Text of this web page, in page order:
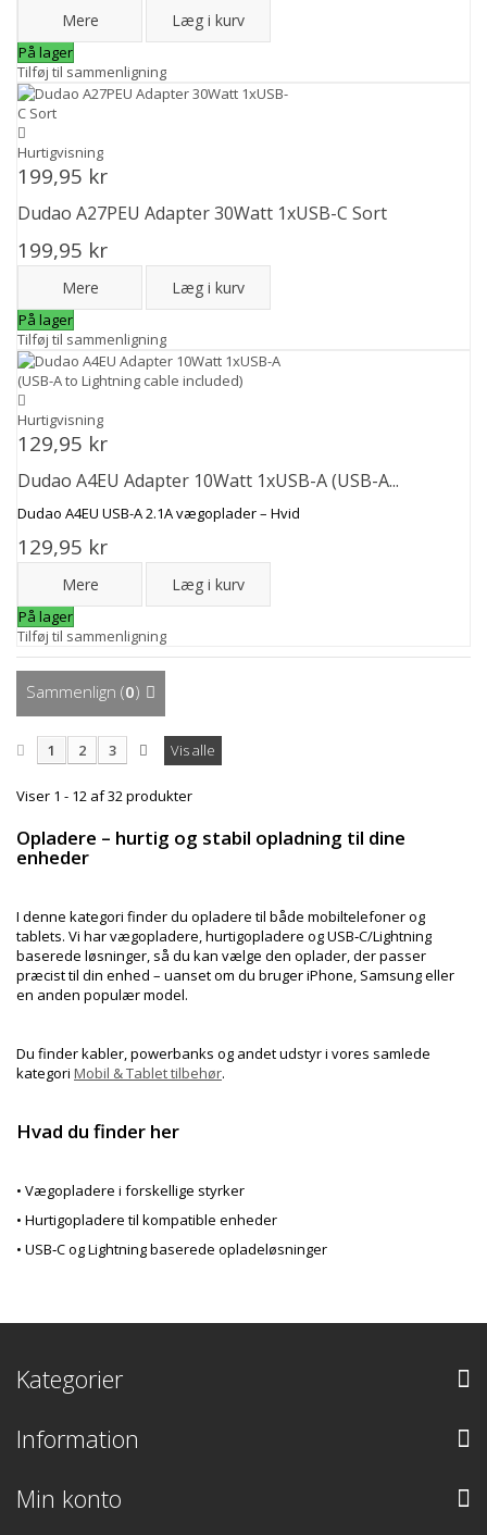
Mere Læg i kurv
På lager
Tilføj til sammenligning
Hurtigvisning
199,95 kr
Dudao A27PEU Adapter 30Watt 1xUSB-C Sort
199,95 kr
Mere Læg i kurv
På lager
Tilføj til sammenligning
Hurtigvisning
129,95 kr
Dudao A4EU Adapter 10Watt 1xUSB-A (USB-A...
Dudao A4EU USB-A 2.1A vægoplader – Hvid
129,95 kr
Mere Læg i kurv
På lager
Tilføj til sammenligning
Sammenlign (0)
Vis alle
1 2 3
Viser 1 - 12 af 32 produkter
Opladere – hurtig og stabil opladning til dine
enheder
I denne kategori finder du opladere til både mobiltelefoner og
tablets. Vi har vægopladere, hurtigopladere og USB‑C/Lightning
baserede løsninger, så du kan vælge den oplader, der passer
præcist til din enhed – uanset om du bruger iPhone, Samsung eller
en anden populær model.
Du finder kabler, powerbanks og andet udstyr i vores samlede
kategori Mobil & Tablet tilbehør.
Hvad du finder her
• Vægopladere i forskellige styrker
• Hurtigopladere til kompatible enheder
• USB‑C og Lightning baserede opladeløsninger
Kategorier
Information
Min konto